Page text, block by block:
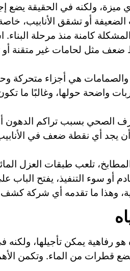
ميزة، ولكنه في الحقيقة يضع
أو تشقق الأنابيب، خاصة
كامنة منذ مرحلة البناء.
ضعف مثل لحامات غير متقنة
والصمامات هي أجزاء متحركة
واضحة حولها، وغالبًا ما
الصحي بسبب تراكم الدهون أو
يجد أي نقطة ضعف في
تلعب طبقات العزل
أو سوء التنفيذ، يفتح الباب
وهذا ما تقدمه أي شركة
رفاهية يمكن تأجيلها،
قطرات من الماء. وتكمن